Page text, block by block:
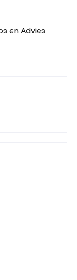
en Advies